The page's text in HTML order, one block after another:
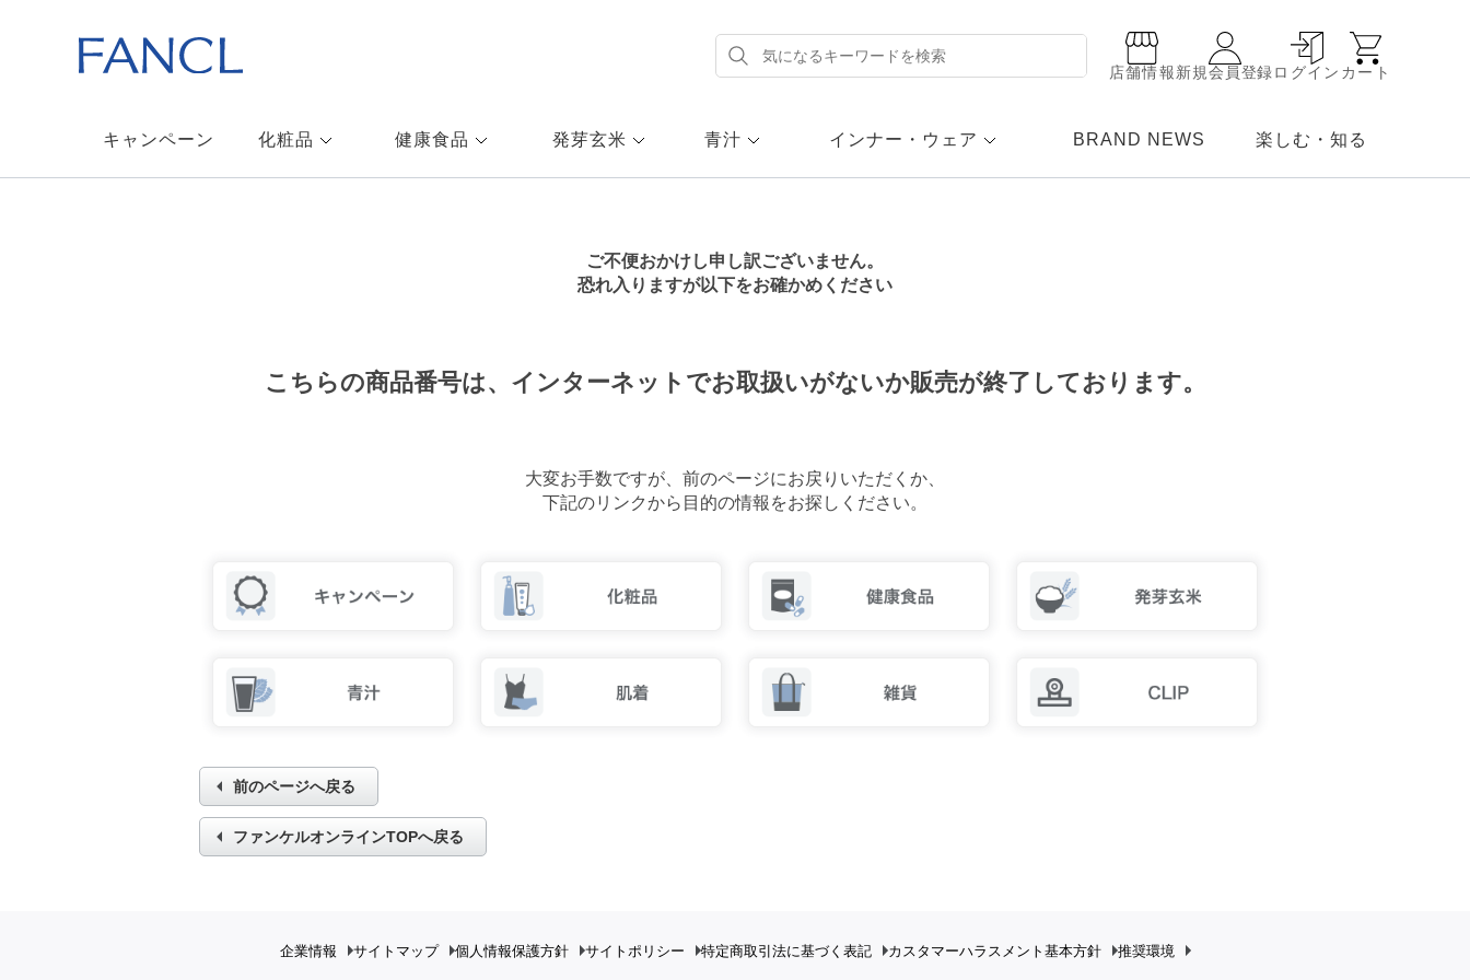
店舗情報新規会員登録ログイン カート
キャンペーン 化粧品 健康食品 発芽玄米 青汁 インナー・ウェア BRAND NEWS 楽しむ・知る
ご不便おかけし申し訳ございません。
恐れ入りますが以下をお確かめください
こちらの商品番号は、インターネットでお取扱いがないか販売が終了しております。
大変お手数ですが、前のページにお戻りいただくか、
下記のリンクから目的の情報をお探しください。
前のページへ戻る
ファンケルオンラインTOPへ戻る
企業情報 サイトマップ 個人情報保護方針 サイトポリシー 特定商取引法に基づく表記 カスタマーハラスメント 基本方針 推奨環境